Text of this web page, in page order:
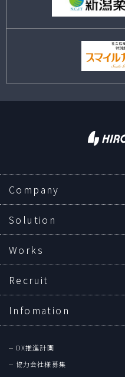
Company
Solution
Works
Recruit
Infomation
DX推進計画
協力会社様募集